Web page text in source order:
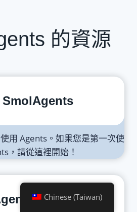
的資源
SmolAgents
用 Agents。如果您是第一次使
，請從這裡開始！
的文字轉
Chinese (Taiwan)